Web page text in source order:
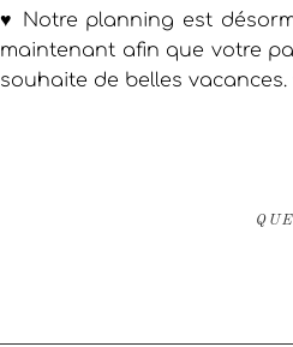
♥ Notre planning est
maintenant afin que votre
souhaite de belles vacances.